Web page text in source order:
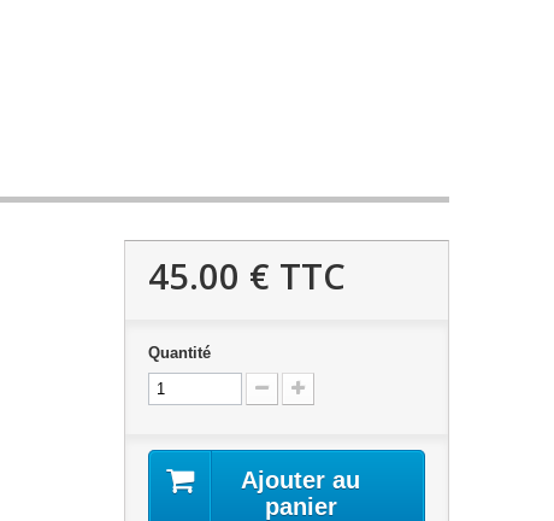
45.00 € TTC
Quantité
Ajouter au
panier